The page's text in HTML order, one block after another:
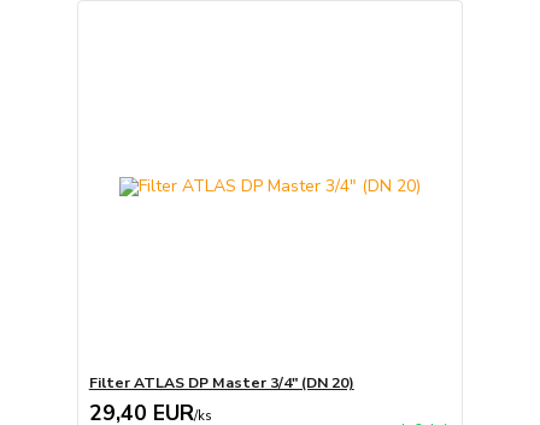
Filter ATLAS DP Master 3/4" (DN 20)
29,40 EUR/ks